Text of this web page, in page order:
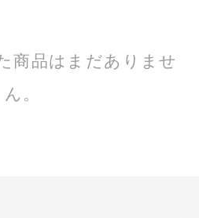
商品はまだありませ
ん。